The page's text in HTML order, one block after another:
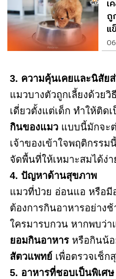
เ
ถู
แ
3. ความคุ้นเคยและนิสัย
แมวบางตัวถูกเลี้ยงด้วย
เดี่ยวตั้งแต่เด็ก ทำให้ติด
กินของแมว แบบนี้มักจะ
เจ้าของเข้าใจพฤติกรร
จัดพื้นที่ให้เหมาะสมได้ง่
4. ปัญหาด้านสุขภาพ
แมวที่ป่วย อ่อนแอ หรือมี
ต้องการกินอาหารอย่าง
ใครมารบกวน หากพบว่
ยอมกินอาหาร หรือกินน้
สัตวแพทย์ เพื่อตรวจเช็ก
5. อาหารที่ชอบเป็นพิเศษ